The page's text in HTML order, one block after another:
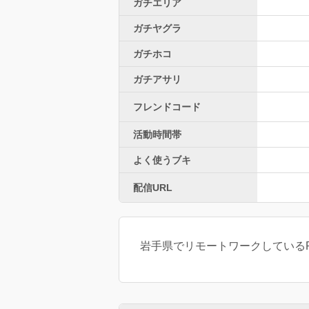
ガチエリア
ガチヤグラ
ガチホコ
ガチアサリ
フレンドコード
活動時間帯
よく使うブキ
配信URL
岩手県でリモートワークしている